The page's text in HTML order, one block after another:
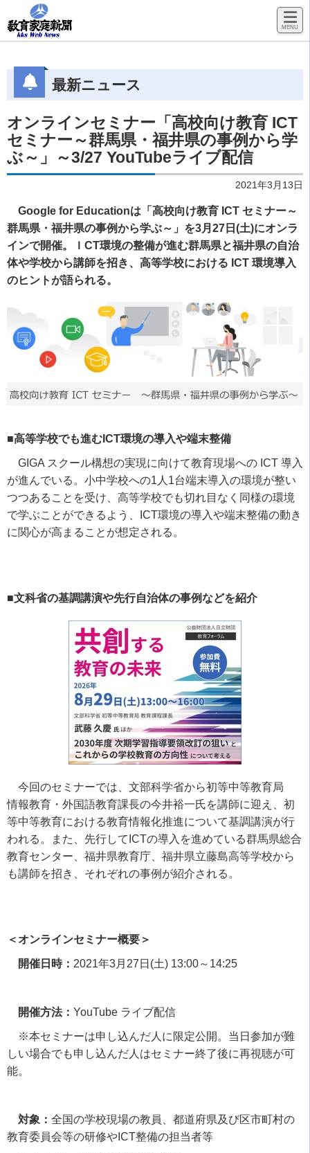
最新ニュース
オンラインセミナー「高校向け教育 ICT
セミナー～群馬県・福井県の事例から学
ぶ～」～3/27 YouTubeライブ配信
2021年3月13日
Google for Educationは「高校向け教育 ICT セミナー～
群馬県・福井県の事例から学ぶ～」を3月27日(土)にオンラ
インで開催。ＩCT環境の整備が進む群馬県と福井県の自治
体や学校から講師を招き、高等学校における ICT 環境導入
のヒントが語られる。
■高等学校でも進むICT環境の導入や端末整備
GIGA スクール構想の実現に向けて教育現場への ICT 導入
が進んでいる。小中学校への1 人 1台端末導入の環境が整い
つつあることを受け、高等学校でも切れ目なく同様の環境
で学ぶことができるよう、
ICT環境の導入や端末整備の動き
に関心が高まることが想定される。
■文科省の基調講演や先行自治体の事例などを紹介
今回のセミナーでは、文部科学省から初等中等教育局
情報教育・外国語教育課長の今井裕一氏を講師に迎え、初
等中等教育における教育情報化推進について基調講演が行
われる。また、先行してICTの導入を進めている群馬県総合
教育センター、福井県教育庁、福井県立藤島高等学校から
も講師を招き、それぞれの事例が紹介される。
＜オンラインセミナー概要＞
開催日時： 2021年3月 27 日 (土) 13:00～ 14:25
開催方法： YouTube ライブ配信
※本セミナーは申し込んだ人に限定公開。当日参加が難
しい場合でも申し込んだ人はセミナー終了後に再視聴が可
能。
対象： 全国の学校現場の教員、都道府県及び区市町村の
教育委員会等の研修や ICT整備の担当者等